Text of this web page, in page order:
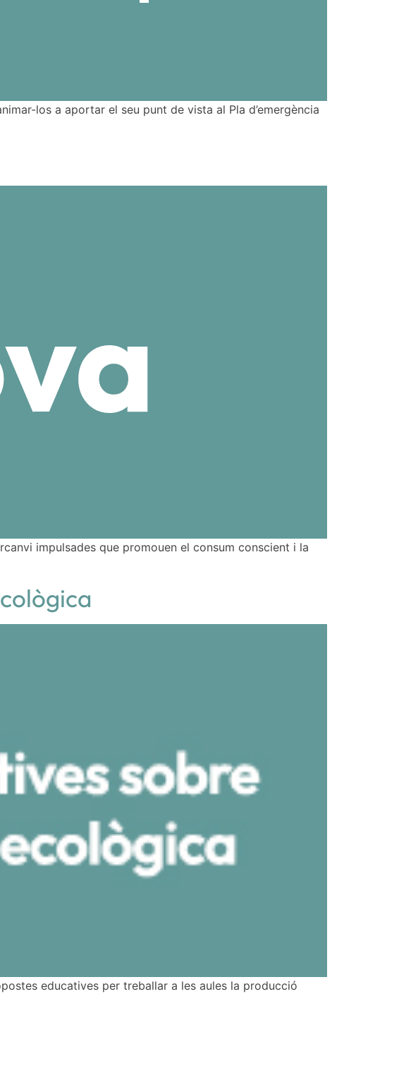
los a aportar el seu punt de vista al Pla d’emergència
impulsades que promouen el consum conscient i la
educatives per treballar a les aules la producció